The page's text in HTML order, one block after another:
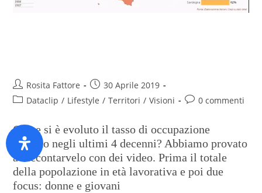
Rosita Fattore
30 Aprile 2019
Dataclip / Lifestyle / Territori / Visioni 0 commenti
Come si è evoluto il tasso di occupazione
italiano negli ultimi 4 decenni? Abbiamo provato
a raccontarvelo con dei video. Prima il totale
della popolazione in età lavorativa e poi due
focus: donne e giovani